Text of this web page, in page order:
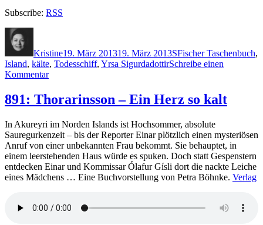
Subscribe: RSS
Kristine19. März 201319. März 2013SFischer Taschenbuch,
Island, kälte, Todesschiff, Yrsa SigurdadottirSchreibe einen
Kommentarzu
Sigurdardottir
–
891: Thorarinsson – Ein Herz so kalt
In Akureyri im Norden Islands ist Hochsommer, absolute
Sauregurkenzeit – bis der Reporter Einar plötzlich einen mysteriösen
Anruf von einer unbekannten Frau bekommt. Sie behauptet, in
einem leerstehenden Haus würde es spuken. Doch statt Gespenstern
entdecken Einar und Kommissar Ólafur Gísli dort die nackte Leiche
eines Mädchens … Eine Buchvorstellung von Petra Böhnke. Verlag